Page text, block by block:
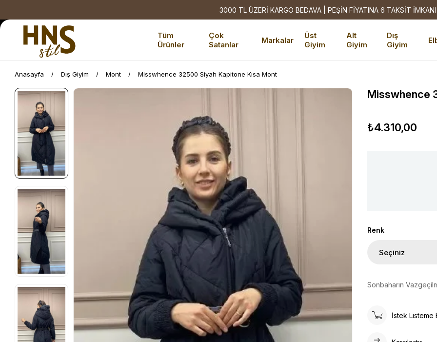
3000 TL ÜZERİ KARGO BEDAVA | PEŞİN FİYATINA 6 TAKSİT İMKANI
Tüm
Ürünler
Çok
Satanlar
Markalar
Üst
Giyim
Alt
Giyim
Dış
Giyim
Anasayfa Dış Giyim Mont Misswhence 32500 Siyah Kapitone Kısa Mont
Misswhence
₺4.310,00
Renk
Sonbaharın
İstek Listeme